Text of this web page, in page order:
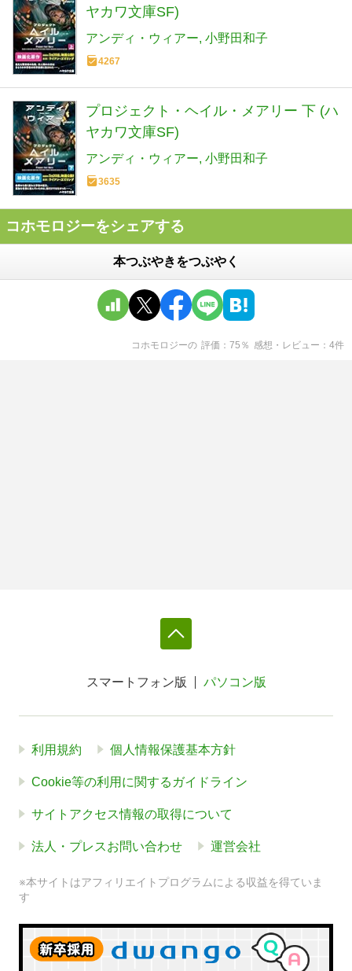
ヤカワ文庫SF)
アンディ・ウィアー 小野田和子
4267
プロジェクト・ヘイル・メアリー 下 (ハ
ヤカワ文庫SF)
アンディ・ウィアー 小野田和子
3635
コホモロジーをシェアする
本つぶやきをつぶやく
コホモロジーの 評価 75 ％ 感想・レビュー 4件
スマートフォン版 パソコン版
利用規約 個人情報保護基本方針
Cookie等の利用に関するガイドライン
サイトアクセス情報の取得について
法人・プレスお問い合わせ 運営会社
※本サイトはアフィリエイトプログラムによる収益を得ていま
す